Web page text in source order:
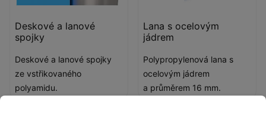
Deskové a lanové
spojky
Deskové a lanové spojky
ze vstřikovaného
polyamidu.
Lana s ocelovým
jádrem
Polypropylenová lana s
ocelovým jádrem
a průměrem 16 mm.